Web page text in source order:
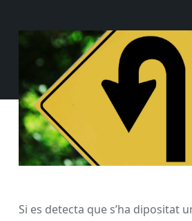
Si es detecta que s’ha dipositat